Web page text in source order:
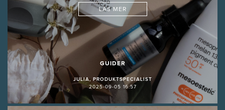
LÄS MER
GUIDER
JULIA, PRODUKTSPECIALIST
2025-09-05 16:57